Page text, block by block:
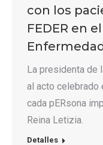
con los
FEDER en
La presidenta de
al acto celebrado
cada pERsona
Reina Letizia.
Detalles